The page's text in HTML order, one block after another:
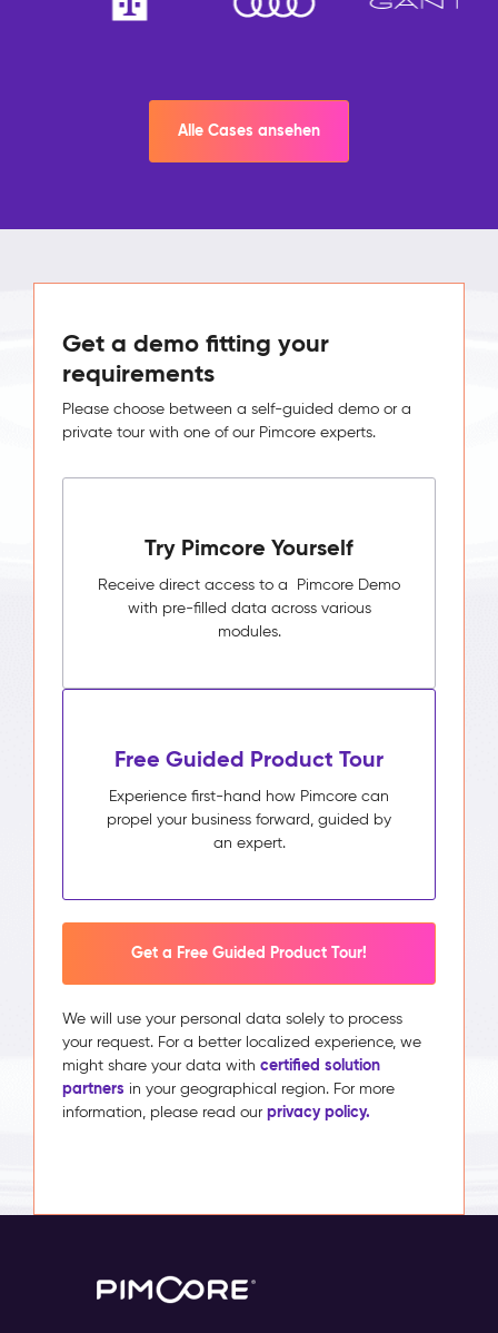
Alle Cases ansehen
Get a demo fitting your
requirements
Please choose between a self-guided demo or a
private tour with one of our Pimcore experts.
Try Pimcore Yourself
Receive direct access to a Pimcore Demo
with pre-filled data across various
modules.
Free Guided Product Tour
Experience first-hand how Pimcore can
propel your business forward, guided by
an expert.
Get a Free Guided Product Tour!
We will use your personal data solely to process
your request. For a better localized experience, we
might share your data with certified solution
partners in your geographical region. For more
information, please read our privacy policy.